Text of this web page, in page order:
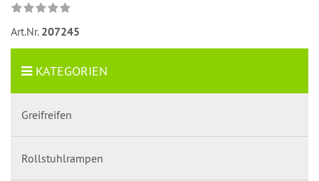
Art.Nr. 207245
KATEGORIEN
Greifreifen
Rollstuhlrampen